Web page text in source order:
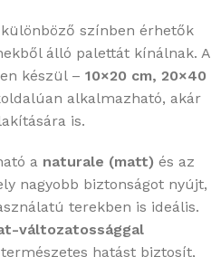
színben érhetők
álló palettát kínálnak. A
készül – 10×20 cm, 20×40
alkalmazható, akár
is.
a naturale (matt) és az
nagyobb biztonságot nyújt,
terekben is ideális.
változatossággal
hatást biztosít,